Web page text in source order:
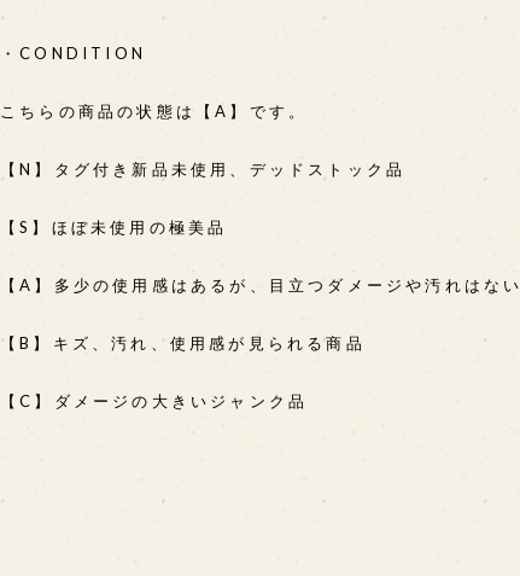
・CONDITION
こちらの商品の状態は【A】です。
【N】タグ付き新品未使用、デッドストック品
【S】ほぼ未使用の極美品
【A】多少の使用感はあるが、目立つダメージや汚れはない
【B】キズ、汚れ、使用感が見られる商品
【C】ダメージの大きいジャンク品